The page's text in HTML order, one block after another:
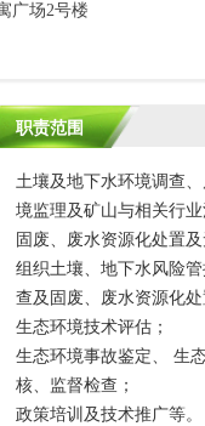
广场2号楼
职责范围
土壤及地下水环境调查
境监理及矿山与相关行
固废、废水资源化处置
组织土壤、地下水风险
查及固废、废水资源化
生态环境技术评估；
生态环境事故鉴定、 生
核、监督检查；
政策培训及技术推广等。